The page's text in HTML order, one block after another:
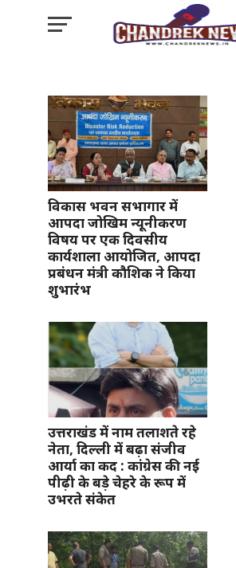
विकास भवन सभागार में
आपदा जोखिम न्यूनीकरण
विषय पर एक दिवसीय
कार्यशाला आयोजित, आपदा
प्रबंधन मंत्री कौशिक ने किया
शुभारंभ
उत्तराखंड में नाम तलाशते रहे
नेता, दिल्ली में बढ़ा संजीव
आर्या का कद : कांग्रेस की नई
पीढ़ी के बड़े चेहरे के रूप में
उभरते संकेत